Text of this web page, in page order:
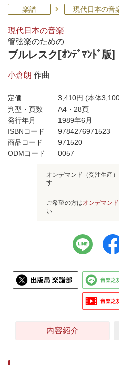
楽譜 現代日本の音
現代日本の音楽
管弦楽のための
ブルレスク[ｵﾝﾃﾞﾏﾝﾄﾞ版]
小倉朗 作曲
定価 3,410円 (本体
判型・頁数
A4・28頁
発行年月
1989年6月
ISBNコード
9784276971523
商品コード
971520
ODMコード
0057
オンデマンド（受注生産
す
ご希望の方はオンデマン
い
内容紹介